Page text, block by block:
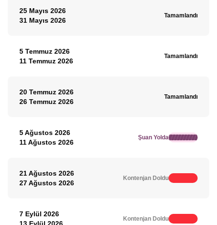
25 Mayıs 2026
31 Mayıs 2026
Tamamlandı
5 Temmuz 2026
11 Temmuz 2026
Tamamlandı
20 Temmuz 2026
26 Temmuz 2026
Tamamlandı
5 Ağustos 2026
11 Ağustos 2026
Şuan Yolda
21 Ağustos 2026
27 Ağustos 2026
Kontenjan Doldu
7 Eylül 2026
Kontenjan Doldu